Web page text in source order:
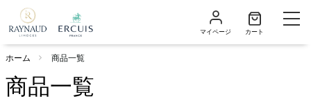
マイページ カート
ホーム 商品一覧
商品一覧